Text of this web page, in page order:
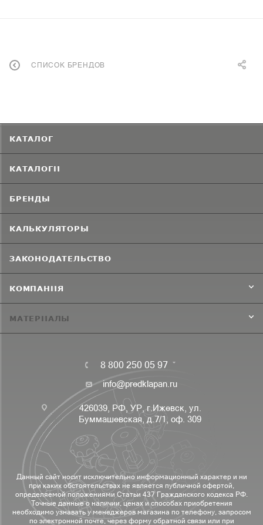
СПИСОК БРЕНДОВ
КАТАЛОГ
КАТАЛОГИ
БРЕНДЫ
КАЛЬКУЛЯТОРЫ
ЗАКОНОДАТЕЛЬСТВО
КОМПАНИЯ
МАТЕРИАЛЫ
8 800 250 05 97
info@predklapan.ru
426039, РФ, УР, г.Ижевск, ул.
Буммашевская, д.7/1, оф. 309
Данный сайт носит исключительно информационный характер и ни
при каких обстоятельствах не является публичной офертой,
определяемой положениями Статьи 437 Гражданского кодекса РФ.
Точные данные о наличии, ценах и способах приобретения
необходимо узнавать у менеджеров магазина по телефону, запросом
по электронной почте, через форму обратной связи или при